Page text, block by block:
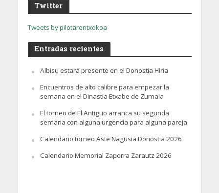
Twitter
Tweets by pilotarentxokoa
Entradas recientes
Albisu estará presente en el Donostia Hiria
Encuentros de alto calibre para empezar la
semana en el Dinastia Etxabe de Zumaia
El torneo de El Antiguo arranca su segunda
semana con alguna urgencia para alguna pareja
Calendario torneo Aste Nagusia Donostia 2026
Calendario Memorial Zaporra Zarautz 2026